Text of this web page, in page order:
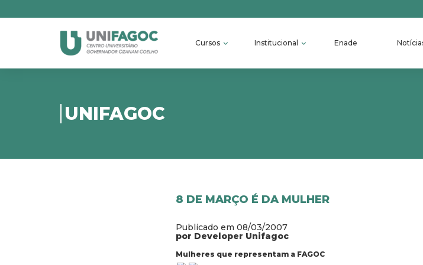
Cursos Institucional Enade
UNIFAGOC
8 DE MARÇO É DA MULHER
Publicado em 08/03/2007
por Developer Unifagoc
Mulheres que representam a FAGOC